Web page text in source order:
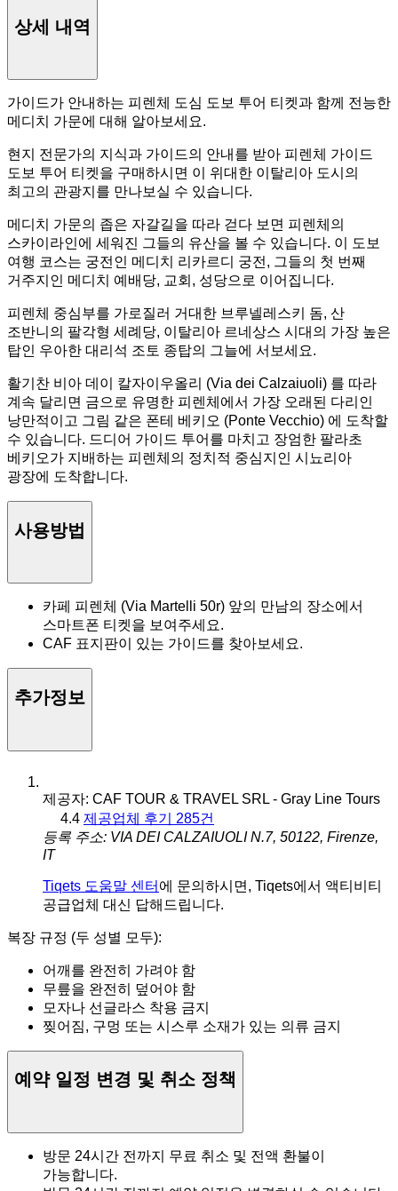
상세 내역
가이드가 안내하는 피렌체 도심 도보 투어 티켓과 함께 전능한
메디치 가문에 대해 알아보세요.
현지 전문가의 지식과 가이드의 안내를 받아 피렌체 가이드
도보 투어 티켓을 구매하시면 이 위대한 이탈리아 도시의
최고의 관광지를 만나보실 수 있습니다.
메디치 가문의 좁은 자갈길을 따라 걷다 보면 피렌체의
스카이라인에 세워진 그들의 유산을 볼 수 있습니다. 이 도보
여행 코스는 궁전인 메디치 리카르디 궁전, 그들의 첫 번째
거주지인 메디치 예배당, 교회, 성당으로 이어집니다.
피렌체 중심부를 가로질러 거대한 브루넬레스키 돔, 산
조반니의 팔각형 세례당, 이탈리아 르네상스 시대의 가장 높은
탑인 우아한 대리석 조토 종탑의 그늘에 서보세요.
활기찬 비아 데이 칼자이우올리 (Via dei Calzaiuoli) 를 따라
계속 달리면 금으로 유명한 피렌체에서 가장 오래된 다리인
낭만적이고 그림 같은 폰테 베키오 (Ponte Vecchio) 에 도착할
수 있습니다. 드디어 가이드 투어를 마치고 장엄한 팔라초
베키오가 지배하는 피렌체의 정치적 중심지인 시뇨리아
광장에 도착합니다.
사용방법
카페 피렌체 (Via Martelli 50r) 앞의 만남의 장소에서
스마트폰 티켓을 보여주세요.
CAF 표지판이 있는 가이드를 찾아보세요.
추가정보
제공자: CAF TOUR & TRAVEL SRL - Gray Line Tours
4.4 제공업체 후기 285건
등록 주소: VIA DEI CALZAIUOLI N.7, 50122, Firenze,
IT
Tiqets 도움말 센터 에 문의하시면, Tiqets에서 액티비티
공급업체 대신 답해드립니다.
복장 규정 (두 성별 모두):
어깨를 완전히 가려야 함
무릎을 완전히 덮어야 함
모자나 선글라스 착용 금지
찢어짐, 구멍 또는 시스루 소재가 있는 의류 금지
예약 일정 변경 및 취소 정책
방문 24시간 전까지 무료 취소 및 전액 환불이
가능합니다.